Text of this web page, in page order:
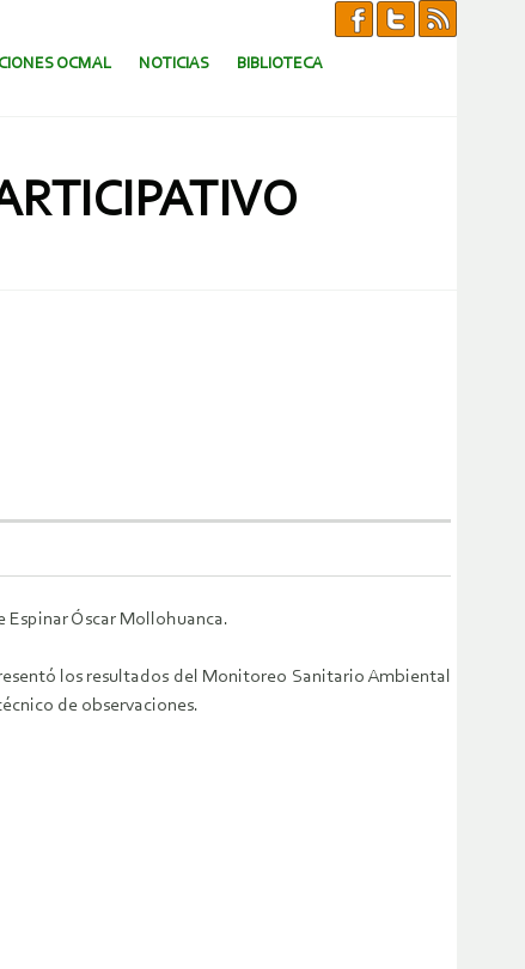
OCMAL NOTICIAS BIBLIOTECA
Espinar Óscar Mollohuanca.
los resultados del Monitoreo Sanitario Ambiental
de observaciones.